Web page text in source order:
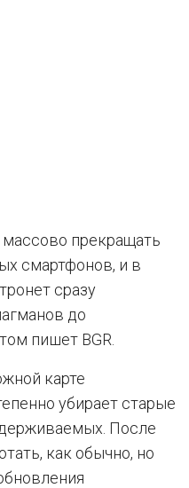
массово прекращать
смартфонов, и в
сразу
до
пишет BGR.
карте
убирает старые
После
как обычно, но